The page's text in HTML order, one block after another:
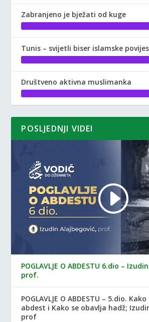
Zabranjeno je bježati od kuge
Tunis – svijetli biser islamske
Društveno aktivna muslimanka
POSLJEDNJI VIDEI
POGLAVLJE O ABDESTU 6.dio –
prof.
POGLAVLJE O ABDESTU – 5.dio.
abdest i Kako se obavlja hadž;
prof